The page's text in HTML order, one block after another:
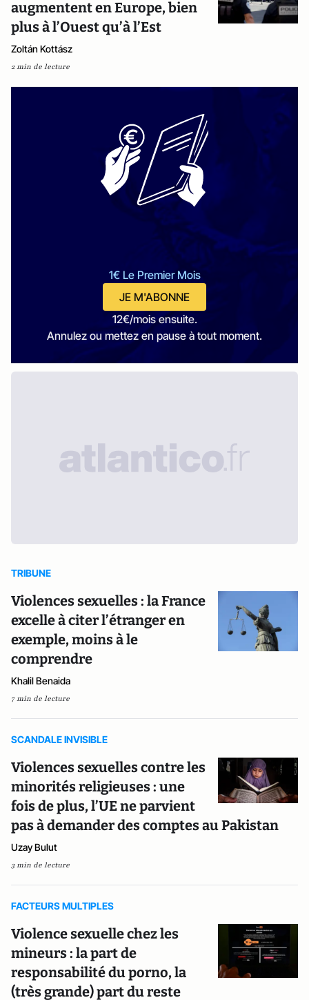
augmentent en Europe, bien
plus à l’Ouest qu’à l’Est
Zoltán Kottász
2 min de lecture
1€ Le Premier Mois
JE M'ABONNE
12€/mois ensuite.
Annulez ou mettez en pause à tout moment.
TRIBUNE
Violences sexuelles : la France
excelle à citer l’étranger en
exemple, moins à le
comprendre
Khalil Benaida
7 min de lecture
SCANDALE INVISIBLE
Violences sexuelles contre les
minorités religieuses : une
fois de plus, l’UE ne parvient
pas à demander des comptes au Pakistan
Uzay Bulut
3 min de lecture
FACTEURS MULTIPLES
Violence sexuelle chez les
mineurs : la part de
responsabilité du porno, la
(très grande) part du reste